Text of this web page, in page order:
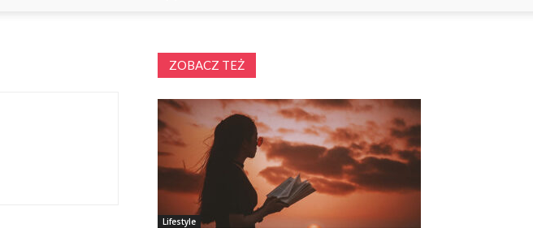
ZOBACZ TEŻ
Lifestyle